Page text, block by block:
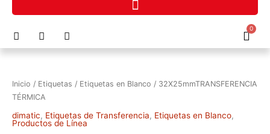
contenido
F
a
c
o
o
k
I
n
s
g
r
a
m
P
h
o
-
t
0
Cart
Inicio / Etiquetas / Etiquetas en Blanco / 32X25mmTRANSFERENCIA
TÉRMICA
dimatic, Etiquetas de Transferencia, Etiquetas en Blanco,
Productos de Línea
Rango
precios:
hasta
cantidad